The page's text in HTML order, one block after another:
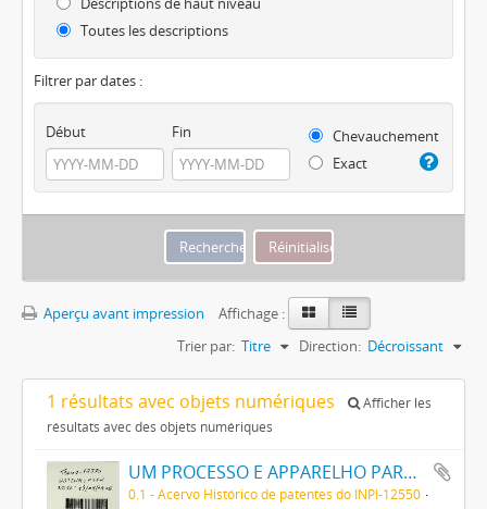
Toutes les descriptions
Filtrer par dates :
Début Fin
Chevauchement
Exact
Aperçu avant impression
Affichage :
Trier par: Titre Direction: Décroissant
1 résultats avec objets numériques
Afficher les
résultats avec des objets numériques
UM PROCESSO E APPARELHO PARA DAR FORMA A FILAMENTOS PARA LAMPADAS ELECTRICAS DE INCANDESCENCIA
0.1 - Acervo Histórico de patentes do INPI-12550